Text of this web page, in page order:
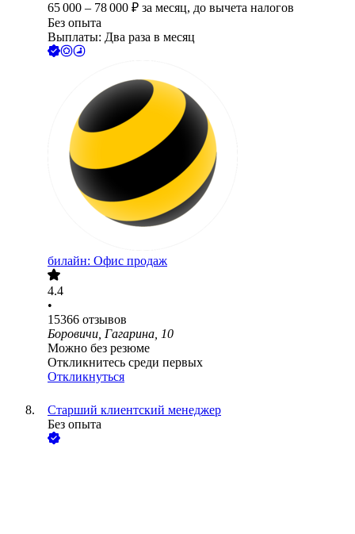
65 000 – 78 000 ₽ за месяц, до вычета налогов
Без опыта
Выплаты: Два раза в месяц
билайн: Офис продаж
4.4
•
15366 отзывов
Боровичи, Гагарина, 10
Можно без резюме
Откликнитесь среди первых
Откликнуться
Старший клиентский менеджер
Без опыта